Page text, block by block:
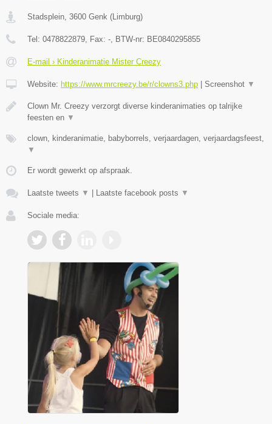
Stadsplein, 3600 Genk (Limburg)
Tel: 0478822879, Fax: -, BTW-nr: BE0840295855
E-mail › Kinderanimatie Mister Creezy
Website: https://www.mrcreezy.be/r/clowns3.php Screenshot ▼
Clown Mr. Creezy verzorgt diverse kinderanimaties op talrijke
feesten en ▼
clown, kinderanimatie, babyborrels, verjaardagen, verjaardagsfeest,
▼
Er wordt gewerkt op afspraak.
Laatste tweets ▼ Laatste facebook posts ▼
Sociale media: